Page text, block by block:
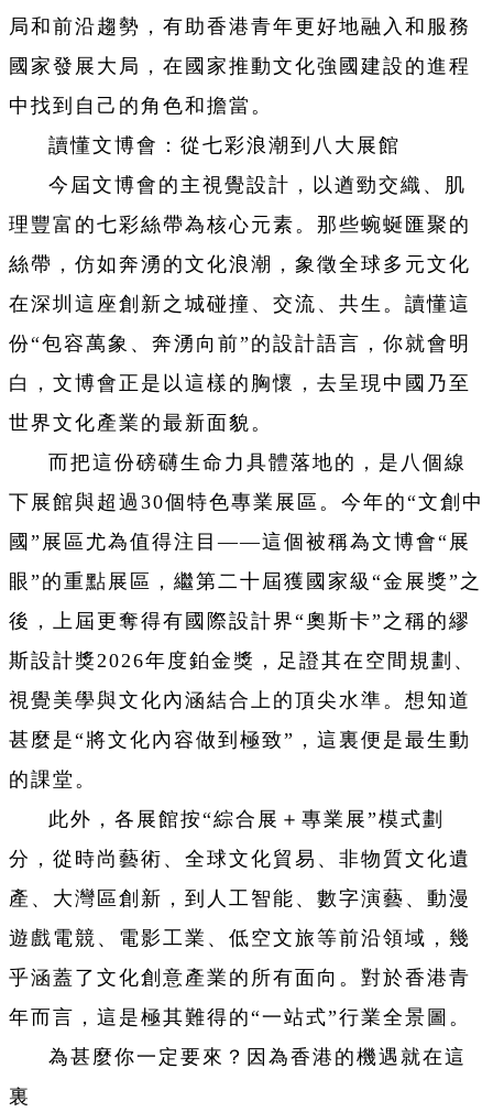
局和前沿趨勢，有助香港青年更好地融入和服務
國家發展大局，在國家推動文化強國建設的進程
中找到自己的角色和擔當。
讀懂文博會：從七彩浪潮到八大展館
今屆文博會的主視覺設計，以遒勁交織、肌
理豐富的七彩絲帶為核心元素。那些蜿蜒匯聚的
絲帶，仿如奔湧的文化浪潮，象徵全球多元文化
在深圳這座創新之城碰撞、交流、共生。讀懂這
份“包容萬象、奔湧向前”的設計語言，你就會明
白，文博會正是以這樣的胸懷，去呈現中國乃至
世界文化產業的最新面貌。
而把這份磅礴生命力具體落地的，是八個線
下展館與超過30個特色專業展區。今年的“文創中
國”展區尤為值得注目——這個被稱為文博會“展
眼”的重點展區，繼第二十屆獲國家級“金展獎”之
後，上屆更奪得有國際設計界“奧斯卡”之稱的繆
斯設計獎2026年度鉑金獎，足證其在空間規劃、
視覺美學與文化內涵結合上的頂尖水準。想知道
甚麼是“將文化內容做到極致”，這裏便是最生動
的課堂。
此外，各展館按“綜合展＋專業展”模式劃
分，從時尚藝術、全球文化貿易、非物質文化遺
產、大灣區創新，到人工智能、數字演藝、動漫
遊戲電競、電影工業、低空文旅等前沿領域，幾
乎涵蓋了文化創意產業的所有面向。對於香港青
年而言，這是極其難得的“一站式”行業全景圖。
為甚麼你一定要來？因為香港的機遇就在這
裏